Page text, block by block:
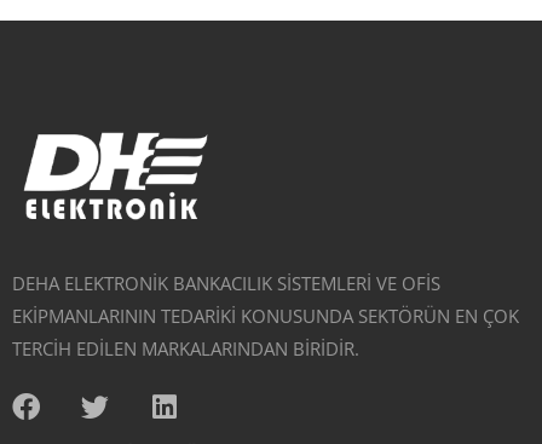
DEHA ELEKTRONİK BANKACILIK SİSTEMLERİ VE OFİS
EKİPMANLARININ TEDARİKİ KONUSUNDA SEKTÖRÜN EN ÇOK
TERCİH EDİLEN MARKALARINDAN BİRİDİR.